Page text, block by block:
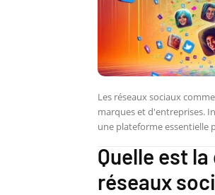
Les réseaux sociaux
marques et d'entreprises.
une plateforme essentielle
Quelle est
réseaux